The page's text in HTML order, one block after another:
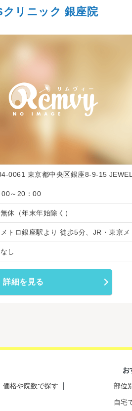
クリニック 銀座院
0061 東京都中央区銀座8-9-15
00～20：00
休（年末年始除く）
トロ銀座駅より 徒歩5分、JR・東京
し
詳細を見る
価格や院数で探す
お
部位
自宅